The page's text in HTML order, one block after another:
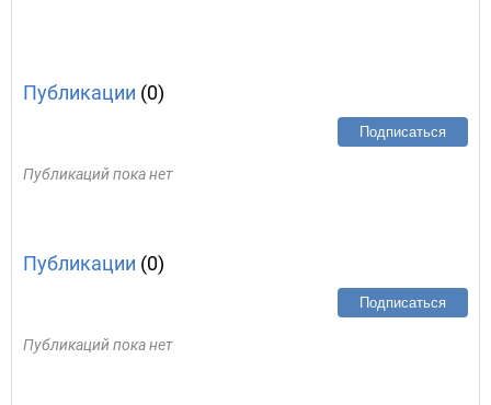
Публикации (0)
Подписаться
Публикаций пока нет
Публикации (0)
Подписаться
Публикаций пока нет